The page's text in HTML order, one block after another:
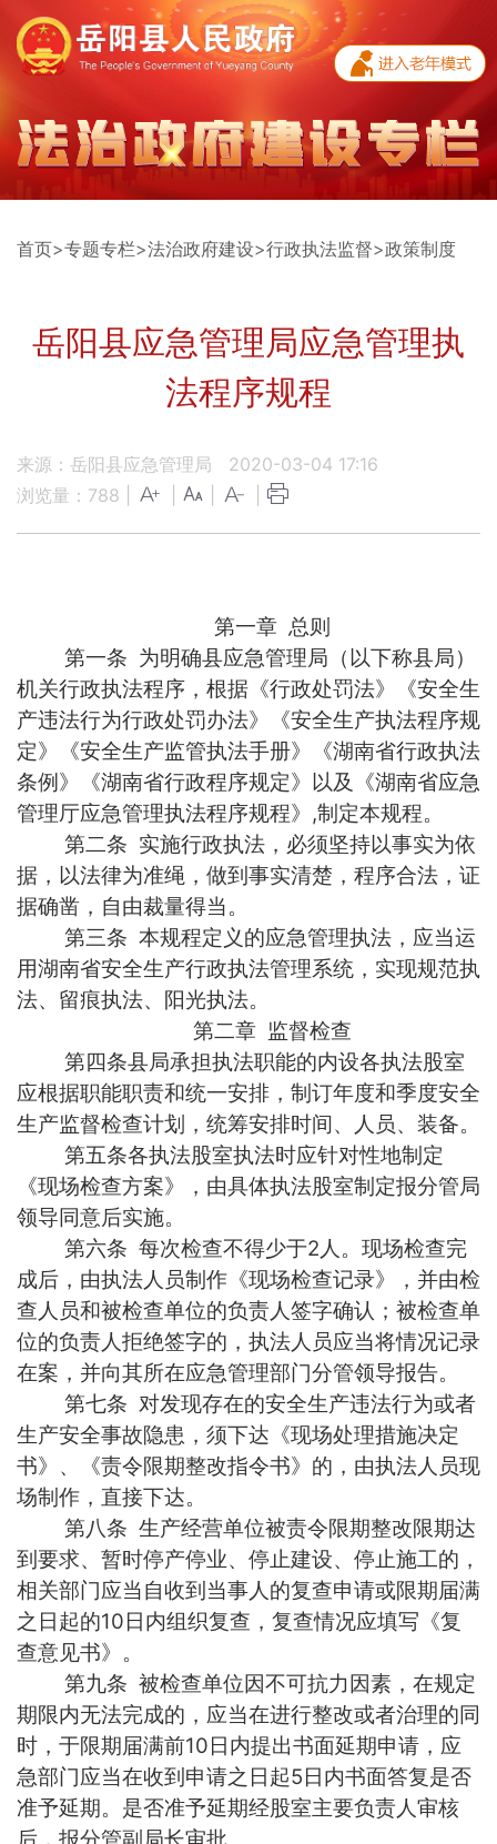
首页>专题专栏>法治政府建设>行政执法监督>政策制度
岳阳县应急管理局应急管理执
法程序规程
来源：岳阳县应急管理局
2020-03-04 17:16
浏览量： 788
第一章 总则
第一条 为明确县应急管理局（以下称县局）
机关行政执法程序，根据《行政处罚法》《安全生
产违法行为行政处罚办法》《安全生产执法程序规
定》《安全生产监管执法手册》《湖南省行政执法
条例》《湖南省行政程序规定》以及《湖南省应急
管理厅应急管理执法程序规程》,制定本规程。
第二条 实施行政执法，必须坚持以事实为依
据，以法律为准绳，做到事实清楚，程序合法，证
据确凿，自由裁量得当。
第三条 本规程定义的应急管理执法，应当运
用湖南省安全生产行政执法管理系统，实现规范执
法、留痕执法、阳光执法。
第二章 监督检查
第四条县局承担执法职能的内设各执法股室
应根据职能职责和统一安排，制订年度和季度安全
生产监督检查计划，统筹安排时间、人员、装备。
第五条各执法股室执法时应针对性地制定
《现场检查方案》，由具体执法股室制定报分管局
领导同意后实施。
第六条 每次检查不得少于2人。现场检查完
成后，由执法人员制作《现场检查记录》，并由检
查人员和被检查单位的负责人签字确认；被检查单
位的负责人拒绝签字的，执法人员应当将情况记录
在案，并向其所在应急管理部门分管领导报告。
第七条 对发现存在的安全生产违法行为或者
生产安全事故隐患，须下达《现场处理措施决定
书》、《责令限期整改指令书》的，由执法人员现
场制作，直接下达。
第八条 生产经营单位被责令限期整改限期达
到要求、暂时停产停业、停止建设、停止施工的，
相关部门应当自收到当事人的复查申请或限期届满
之日起的10日内组织复查，复查情况应填写《复
查意见书》。
第九条 被检查单位因不可抗力因素，在规定
期限内无法完成的，应当在进行整改或者治理的同
时，于限期届满前10日内提出书面延期申请，应
急部门应当在收到申请之日起5日内书面答复是否
准予延期。是否准予延期经股室主要负责人审核